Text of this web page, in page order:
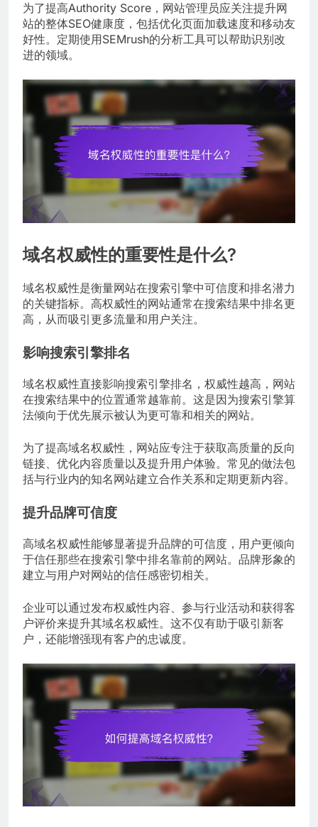
为了提高Authority Score，网站管理员应关注提升网
站的整体SEO健康度，包括优化页面加载速度和移动友
好性。定期使用SEMrush的分析工具可以帮助识别改
进的领域。
域名权威性的重要性是什么?
域名权威性是衡量网站在搜索引擎中可信度和排名潜力
的关键指标。高权威性的网站通常在搜索结果中排名更
高，从而吸引更多流量和用户关注。
影响搜索引擎排名
域名权威性直接影响搜索引擎排名，权威性越高，网站
在搜索结果中的位置通常越靠前。这是因为搜索引擎算
法倾向于优先展示被认为更可靠和相关的网站。
为了提高域名权威性，网站应专注于获取高质量的反向
链接、优化内容质量以及提升用户体验。常见的做法包
括与行业内的知名网站建立合作关系和定期更新内容。
提升品牌可信度
高域名权威性能够显著提升品牌的可信度，用户更倾向
于信任那些在搜索引擎中排名靠前的网站。品牌形象的
建立与用户对网站的信任感密切相关。
企业可以通过发布权威性内容、参与行业活动和获得客
户评价来提升其域名权威性。这不仅有助于吸引新客
户，还能增强现有客户的忠诚度。